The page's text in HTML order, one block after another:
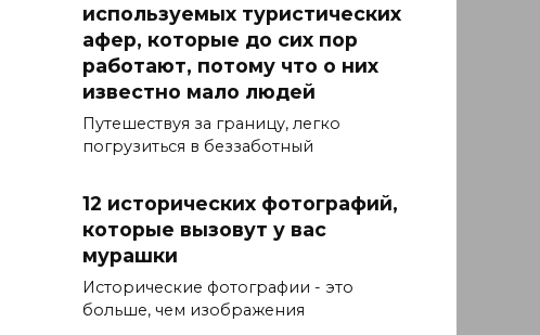
используемых туристических
афер, которые до сих пор
работают, потому что о них
известно мало людей
Путешествуя за границу, легко
погрузиться в беззаботный
12 исторических фотографий,
которые вызовут у вас
мурашки
Исторические фотографии - это
больше, чем изображения